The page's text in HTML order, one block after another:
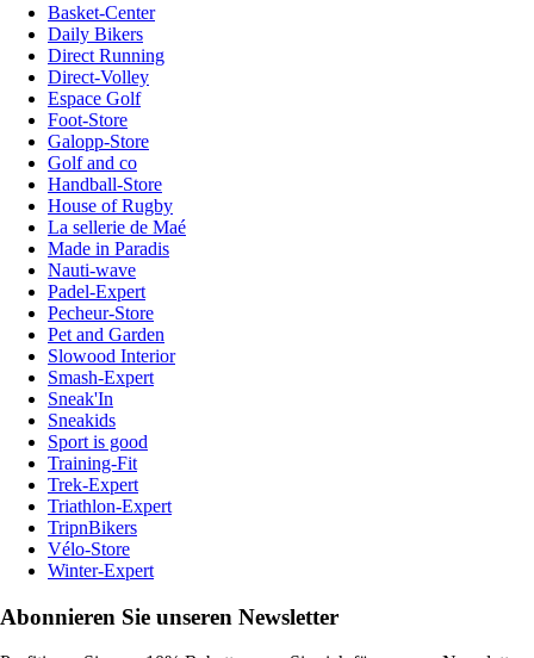
Basket-Center
Daily Bikers
Direct Running
Direct-Volley
Espace Golf
Foot-Store
Galopp-Store
Golf and co
Handball-Store
House of Rugby
La sellerie de Maé
Made in Paradis
Nauti-wave
Padel-Expert
Pecheur-Store
Pet and Garden
Slowood Interior
Smash-Expert
Sneak'In
Sneakids
Sport is good
Training-Fit
Trek-Expert
Triathlon-Expert
TripnBikers
Vélo-Store
Winter-Expert
Abonnieren Sie unseren Newsletter